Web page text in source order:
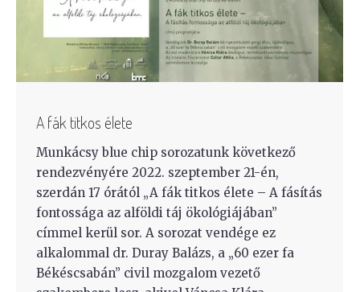
A fák titkos élete
Munkácsy blue chip sorozatunk következő
rendezvényére 2022. szeptember 21-én,
szerdán 17 órától „A fák titkos élete – A fásítás
fontossága az alföldi táj ökológiájában”
címmel kerül sor. A sorozat vendége ez
alkalommal dr. Duray Balázs, a „60 ezer fa
Békéscsabán” civil mozgalom vezető